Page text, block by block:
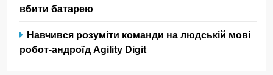
вбити батарею
Навчився розуміти команди на людській мові
робот-андроїд Agility Digit